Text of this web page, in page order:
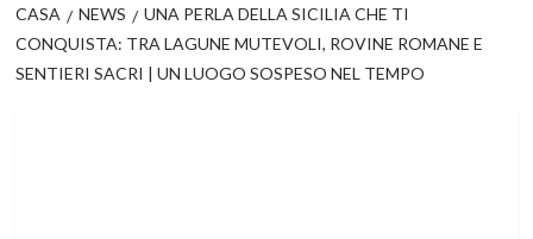
CASA NEWS
UNA PERLA DELLA SICILIA CHE TI
CONQUISTA: TRA LAGUNE MUTEVOLI, ROVINE ROMANE E
SENTIERI SACRI | UN LUOGO SOSPESO NEL TEMPO